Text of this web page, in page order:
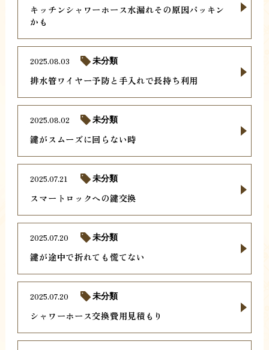
キッチンシャワーホース水漏れその原因パッキン
かも
排水管ワイヤー予防と手入れで長持ち利用
2025.08.03 未分類
鍵がスムーズに回らない時
2025.08.02 未分類
スマートロックへの鍵交換
2025.07.21 未分類
鍵が途中で折れても慌てない
2025.07.20 未分類
シャワーホース交換費用見積もり
2025.07.20 未分類